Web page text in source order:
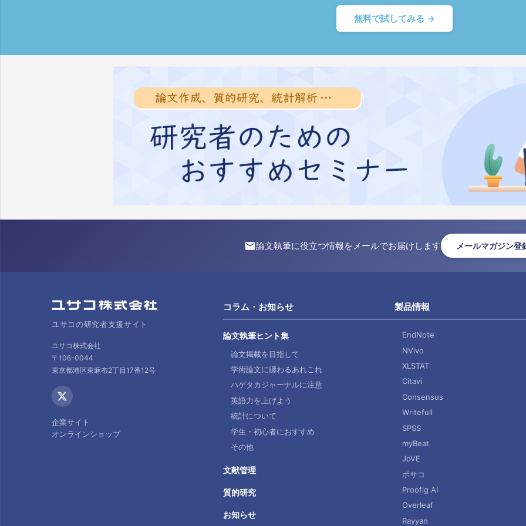
無料で試してみる →
論文執筆に役立つ情報をメールでお届けします メールマガジン登
ユサコの研究者支援サイト
ユサコ株式会社
〒106-0044
東京都港区東麻布2丁目17番12号
企業サイト
オンラインショップ
コラム・お知らせ
論文執筆ヒント集
論文掲載を目指して
学術論文に纏わるあれこれ
ハゲタカジャーナルに注意
英語力を上げよう
統計について
学生・初心者におすすめ
その他
文献管理
質的研究
お知らせ
製品情報
EndNote
NVivo
XLSTAT
Citavi
Consensus
Writefull
SPSS
myBeat
JoVE
ポサコ
Proofig AI
Overleaf
Rayyan